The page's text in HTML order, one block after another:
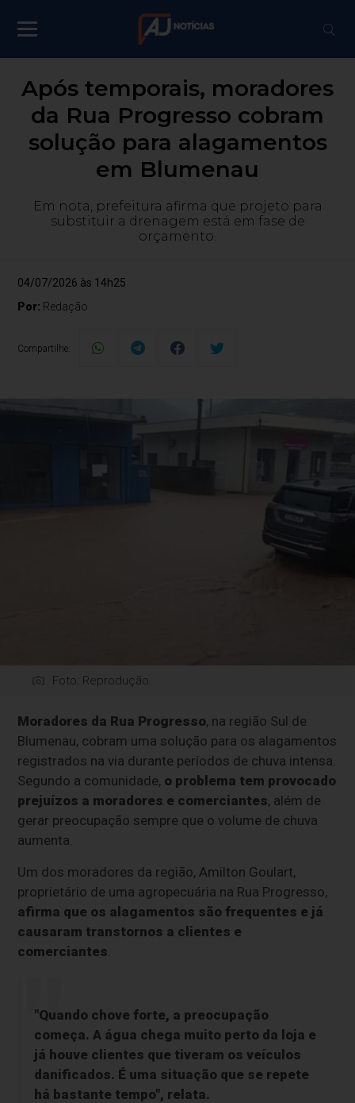
Após temporais, moradores
da Rua Progresso cobram
solução para alagamentos
em Blumenau
Em nota, prefeitura afirma que projeto para
substituir a drenagem está em fase de
orçamento.
04/07/2026 às 14h25
Por: Redação
Compartilhe:
Foto: Reprodução
Moradores da Rua Progresso, na região Sul de
Blumenau, cobram uma solução para os alagamentos
registrados na via durante períodos de chuva intensa.
Segundo a comunidade, o problema tem provocado
prejuízos a moradores e comerciantes, além de
gerar preocupação sempre que o volume de chuva
aumenta.
Um dos moradores da região, Amilton Goulart,
proprietário de uma agropecuária na Rua Progresso,
afirma que os alagamentos são frequentes e já
causaram transtornos a clientes e
comerciantes
"Quando chove forte, a preocupação
começa. A água chega muito perto da loja e
já houve clientes que tiveram os veículos
danificados. É uma situação que se repete
há bastante tempo", relata.